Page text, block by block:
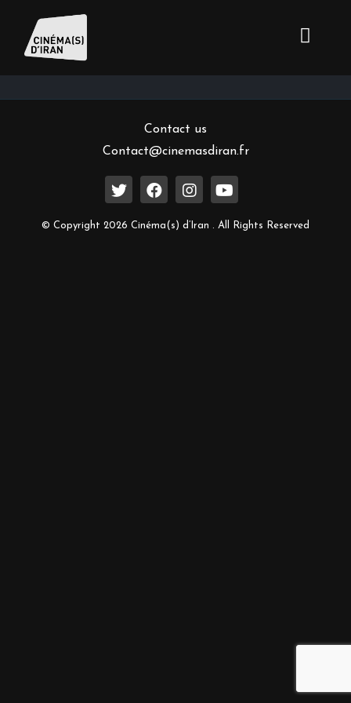
Inscrivez-vous à notre newsletter
Contact us
Contact@cinemasdiran.fr
© Copyright 2026 Cinéma(s) d’Iran . All Rights Reserved